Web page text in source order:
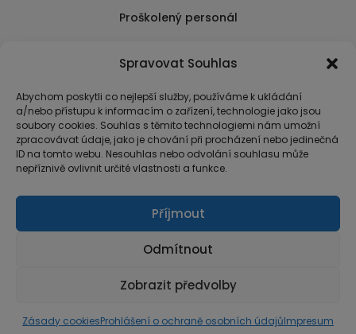
Spravovat Souhlas
Abychom poskytli co nejlepší služby, používáme k ukládání
a/nebo přístupu k informacím o zařízení, technologie jako jsou
soubory cookies. Souhlas s těmito technologiemi nám umožní
zpracovávat údaje, jako je chování při procházení nebo jedinečná
ID na tomto webu. Nesouhlas nebo odvolání souhlasu může
nepříznivě ovlivnit určité vlastnosti a funkce.
Příjmout
Odmítnout
Zobrazit předvolby
Zásady cookiesProhlášení o ochraně osobních údajůImpresum
Proškolený personál
usnadňující nákup.
© Copyright 2026 MarketArt